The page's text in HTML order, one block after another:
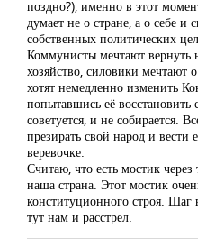
поздно?), именно в этот
думает не о стране, а о себе и
собственных политических
Коммунисты мечтают вернуть
хозяйство, силовики мечтают
хотят немедленно изменить
попытавшись её
советуется, и не собирается.
презирать свой народ и вести
веревочке.
Считаю, что есть мостик
наша страна. Этот мостик
конституционного строя. Шаг
тут нам и расстрел.